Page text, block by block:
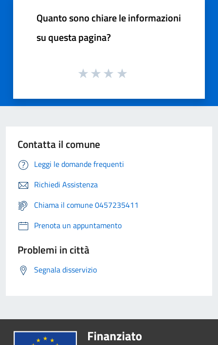
Quanto sono chiare le informazioni
su questa pagina?
Contatta il comune
Leggi le domande frequenti
Richiedi Assistenza
Chiama il comune 0457235411
Prenota un appuntamento
Problemi in città
Segnala disservizio